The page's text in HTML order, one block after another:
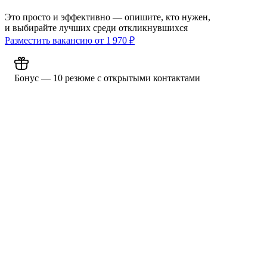
Это просто и эффективно — опишите, кто нужен,
и выбирайте лучших среди откликнувшихся
Разместить вакансию от 1 970 ₽
Бонус — 10 резюме с открытыми контактами